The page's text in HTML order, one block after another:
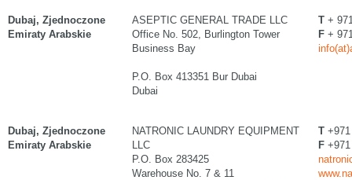
Dubaj, Zjednoczone
Emiraty Arabskie
ASEPTIC GENERAL TRADE LLC
Office No. 502, Burlington Tower
Business Bay
P.O. Box 413351 Bur Dubai
Dubai
T +
F +
Dubaj, Zjednoczone
Emiraty Arabskie
NATRONIC LAUNDRY EQUIPMENT
LLC
P.O. Box 283425
Warehouse No. 7 & 11
T
F